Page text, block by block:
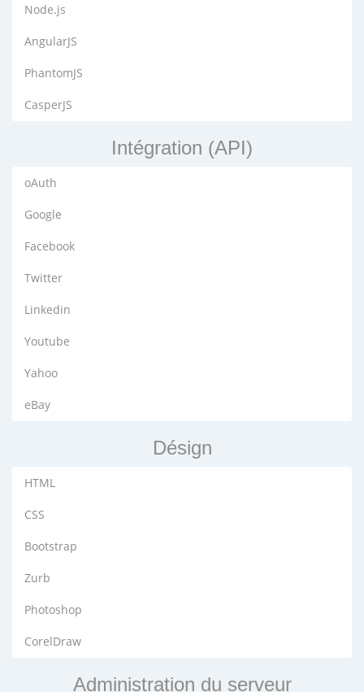
Node.js
AngularJS
PhantomJS
CasperJS
Intégration (API)
oAuth
Google
Facebook
Twitter
Linkedin
Youtube
Yahoo
eBay
Désign
HTML
CSS
Bootstrap
Zurb
Photoshop
CorelDraw
Administration du serveur